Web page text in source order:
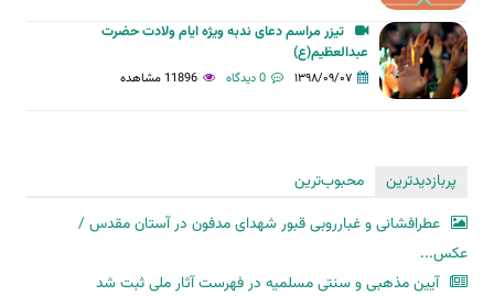
تیزر مراسم دعای ندبه ویژه ایام ولادت حضرت
عبدالعظیم(ع)
۱۳۹۸/۰۹/۰۷ 0 دیدگاه 11896 مشاهده
پربازدیدترین
محبوب‌ترین
عطرافشانی و غبارروبی قبور شهدای مدفون در آستان مقدس /
عکس...
آیین مذهبی و سنتی مسلمیه در فهرست آثار ملی ثبت شد